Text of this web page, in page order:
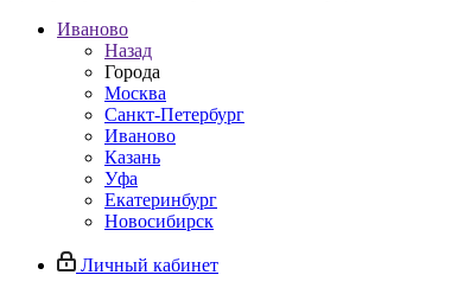
Иваново
Назад
Города
Москва
Санкт-Петербург
Иваново
Казань
Уфа
Екатеринбург
Новосибирск
Личный кабинет